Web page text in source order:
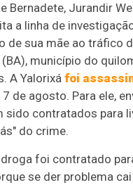
Bernadete, Jurandir
a linha de
de sua mãe ao tráfico
município do
A Yalorixáfoi
de agosto. Para ele,
sido contratados para
do crime.
foi contratado
se der problema